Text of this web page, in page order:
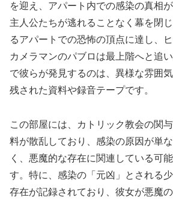
を迎え、アパート内での感染の真相
主人公たちが逃れることなく幕を閉
るアパートでの恐怖の頂点に達し、
カメラマンのパブロは最上階へと追
で彼らが発見するのは、異様な雰囲
残された資料や録音テープです。
この部屋には、カトリック教会の関
料が散乱しており、感染の原因が単
く、悪魔的な存在に関連している可
す。特に、感染の「元凶」とされる
存在が記録されており、彼女が悪魔